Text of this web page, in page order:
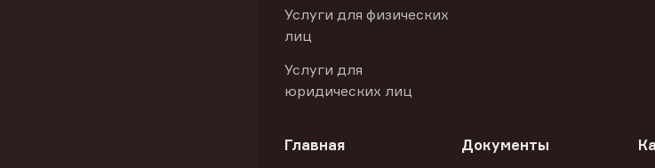
Услуги для физических
лиц
Услуги для
юридических лиц
Главная Документы